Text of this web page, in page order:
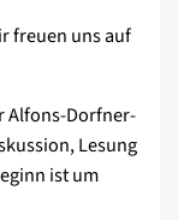
freuen uns auf
Alfons-Dorfner-
Lesung
ist um